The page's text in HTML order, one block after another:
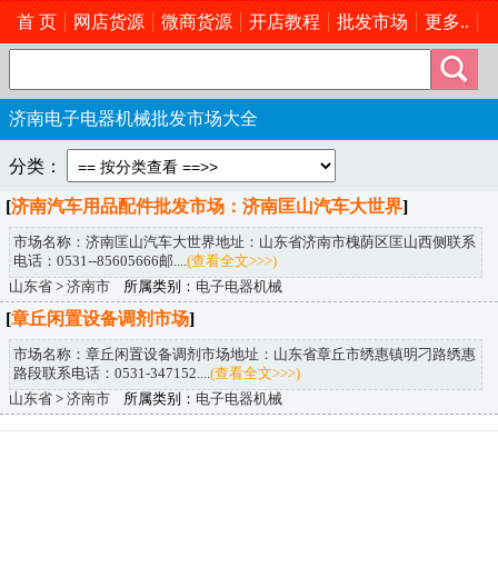
首 页 网店货源 微商货源 开店教程 批发市场 更多..
济南电子电器机械批发市场大全
分类：
[济南汽车用品配件批发市场：济南匡山汽车大世界]
市场名称：济南匡山汽车大世界地址：山东省济南市槐荫区匡山西侧联系
电话：0531--85605666邮....(查看全文>>>)
山东省 > 济南市 所属类别： 电子电器机械
[章丘闲置设备调剂市场]
市场名称：章丘闲置设备调剂市场地址：山东省章丘市绣惠镇明刁路绣惠
路段联系电话：0531-347152....(查看全文>>>)
山东省 > 济南市 所属类别： 电子电器机械